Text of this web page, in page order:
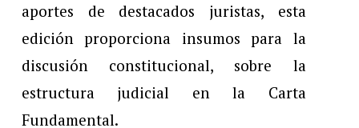
aportes de destacados juristas, esta
edición proporciona insumos para la
discusión constitucional, sobre la
estructura judicial en la Carta
Fundamental.